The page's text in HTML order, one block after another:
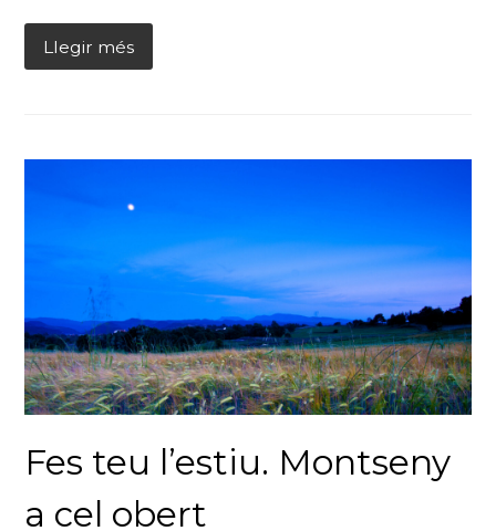
Llegir més
Fes teu l’estiu. Montseny
a cel obert